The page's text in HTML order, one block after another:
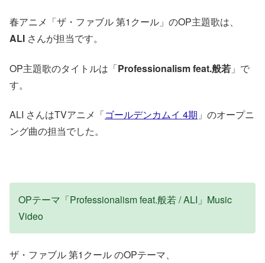
春アニメ「ザ・ファブル 第1クール」のOP主題歌は、
ALI さんが担当です。
OP主題歌のタイトルは「Professionalism feat.般若 」で
す。
ALI さんはTVアニメ「ゴールデンカムイ 4期 」のオープニ
ング曲の担当でした。
OPテーマ「Professionalism feat.般若 / ALI」Music
Video
ザ・ファブル 第1クール のOPテーマ、